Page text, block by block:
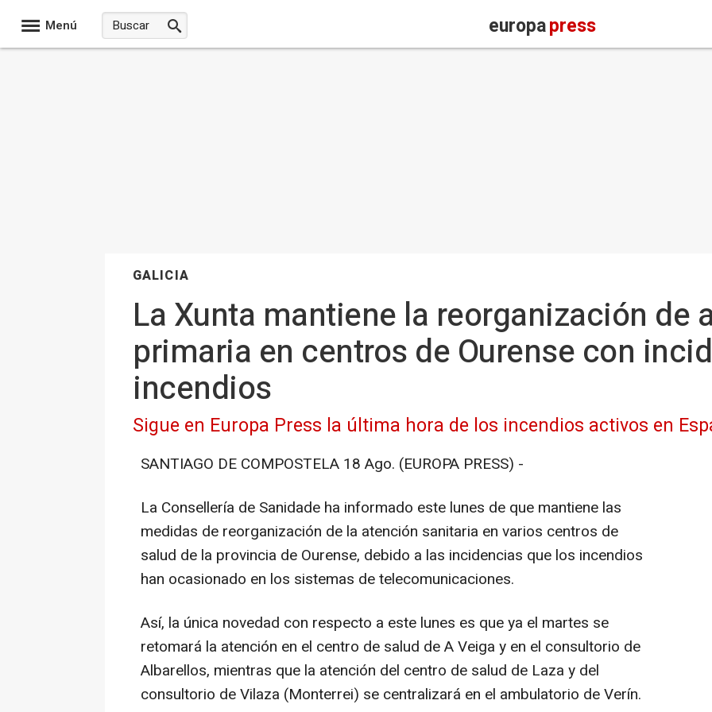
Menú europapress
GALICIA
La Xunta mantiene la reorganización de
primaria en centros de Ourense con
incendios
Sigue en Europa Press la última hora de los incendios activos en
SANTIAGO DE COMPOSTELA 18 Ago. (EUROPA PRESS) -
La Consellería de Sanidade ha informado este lunes de que mantiene las
medidas de reorganización de la atención sanitaria en varios centros de
salud de la provincia de Ourense, debido a las incidencias que los incendios
han ocasionado en los sistemas de telecomunicaciones.
Así, la única novedad con respecto a este lunes es que ya el martes se
retomará la atención en el centro de salud de A Veiga y en el consultorio de
Albarellos, mientras que la atención del centro de salud de Laza y del
consultorio de Vilaza (Monterrei) se centralizará en el ambulatorio de Verín.